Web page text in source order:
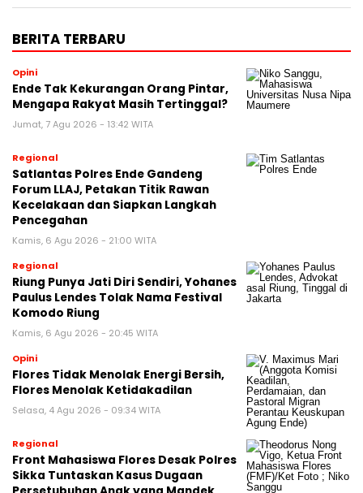
BERITA TERBARU
Opini
Ende Tak Kekurangan Orang Pintar,
Mengapa Rakyat Masih Tertinggal?
Jumat, 7 Agu 2026 - 13:42 WITA
Regional
Satlantas Polres Ende Gandeng
Forum LLAJ, Petakan Titik Rawan
Kecelakaan dan Siapkan Langkah
Pencegahan
Kamis, 6 Agu 2026 - 21:00 WITA
Regional
Riung Punya Jati Diri Sendiri, Yohanes
Paulus Lendes Tolak Nama Festival
Komodo Riung
Kamis, 6 Agu 2026 - 20:45 WITA
Opini
Flores Tidak Menolak Energi Bersih,
Flores Menolak Ketidakadilan
Selasa, 4 Agu 2026 - 09:34 WITA
Regional
Front Mahasiswa Flores Desak Polres
Sikka Tuntaskan Kasus Dugaan